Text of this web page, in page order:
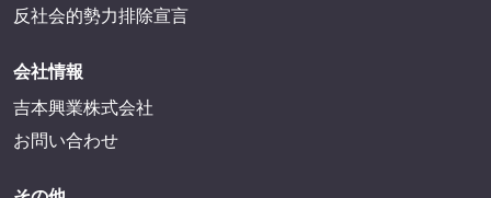
反社会的勢力排除宣言
会社情報
吉本興業株式会社
お問い合わせ